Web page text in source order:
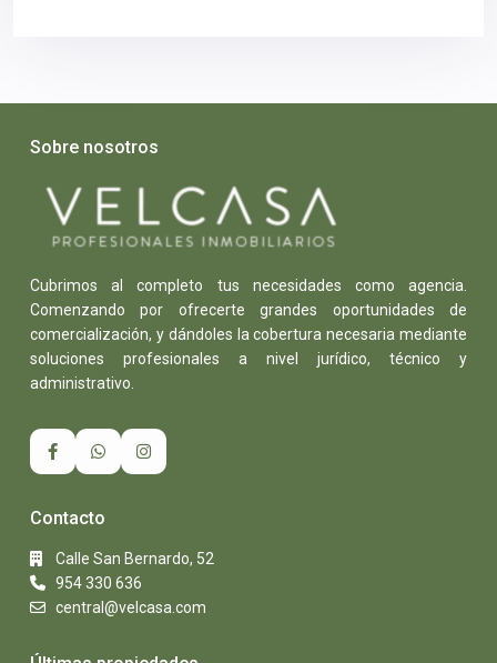
Sobre nosotros
Cubrimos al completo tus necesidades como agencia.
Comenzando por ofrecerte grandes oportunidades de
comercialización, y dándoles la cobertura necesaria mediante
soluciones profesionales a nivel jurídico, técnico y
administrativo.
Contacto
Calle San Bernardo, 52
954 330 636
central@velcasa.com